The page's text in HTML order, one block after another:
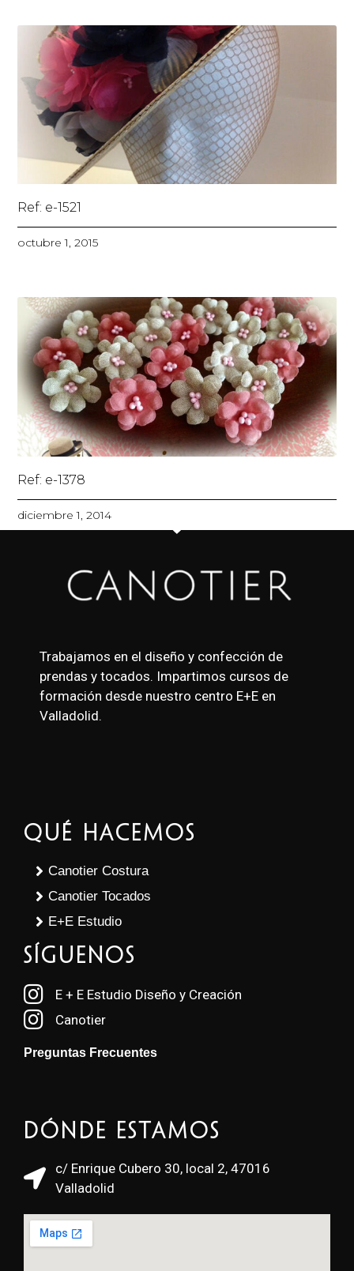
Ref: e-1521
octubre 1, 2015
Ref: e-1378
diciembre 1, 2014
Trabajamos en el diseño y confección de
prendas y tocados. Impartimos cursos de
formación desde nuestro centro E+E en
Valladolid.
Qué Hacemos
Canotier Costura
Canotier Tocados
E+E Estudio
SÍGUENOS
E + E Estudio Diseño y Creación
Canotier
Preguntas Frecuentes
Dónde estamos
c/ Enrique Cubero 30, local 2, 47016
Valladolid